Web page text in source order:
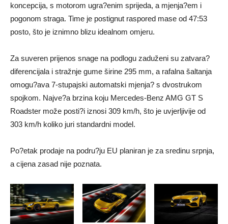
koncepcija, s motorom ugra?enim sprijeda, a mjenja?em i
pogonom straga. Time je postignut raspored mase od 47:53
posto, što je iznimno blizu idealnom omjeru.
Za suveren prijenos snage na podlogu zaduženi su zatvara?
diferencijala i stražnje gume širine 295 mm, a rafalna šaltanja
omogu?ava 7-stupajski automatski mjenja? s dvostrukom
spojkom. Najve?a brzina koju Mercedes-Benz AMG GT S
Roadster može posti?i iznosi 309 km/h, što je uvjerljivije od
303 km/h koliko juri standardni model.
Po?etak prodaje na podru?ju EU planiran je za sredinu srpnja,
a cijena zasad nije poznata.